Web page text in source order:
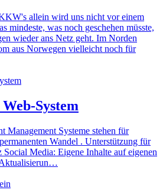
allein wird uns nicht vor einem
mindeste, was noch geschehen müsste,
wieder ans Netz geht. Im Norden
aus Norwegen vielleicht noch für
System
Management Systeme stehen für
Wandel . Unterstützung für
Social Media: Eigene Inhalte auf eigenen